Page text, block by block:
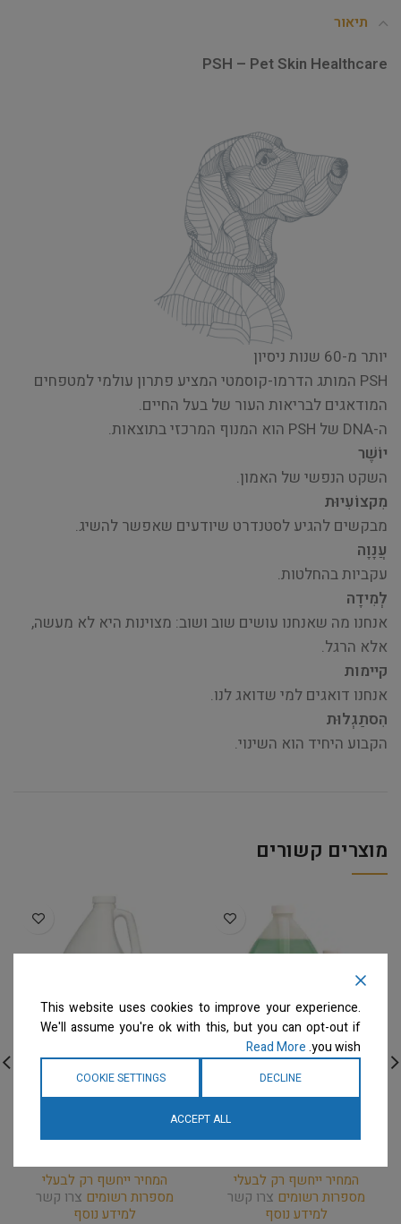
תיאור
PSH – Pet Skin Healthcare
יותר מ-60 שנות ניסיון
PSH המותג הדרמו-קוסמטי המציע פתרון עולמי למטפחים
המודאגים לבריאות העור של בעל החיים.
ה-DNA של PSH הוא המנוף המרכזי בתוצאות.
יוֹשֶׁר
השקט הנפשי של האמון.
מִקצוֹעִיוּת
מבקשים להגיע לסטנדרט שיודעים שאפשר להשיג.
עֲנָוָה
עקביות בהחלטות.
לְמִידָה
אנחנו מה שאנחנו עושים שוב ושוב: מצוינות היא לא מעשה,
אלא הרגל.
קיימות
אנחנו דואגים למי שדואג לנו.
הִסתַגְלוּת
הקבוע היחיד הוא השינוי.
מוצרים קשורים
Envirogroom – גלון שמפו
טיפול בעור – דילול 32:1
המחיר ייחשף רק לבעלי
מספרות רשומים צרו קשר
למידע נוסף
EarthBath – גלון שמפו
לפרוות בהירות ולבנות –
המחיר ייחשף רק לבעלי
מספרות רשומים צרו קשר
למידע נוסף
This website uses cookies to improve your experience.
We'll assume you're ok with this, but you can opt-out if
you wish.
Read More
DECLINE
COOKIE SETTINGS
ACCEPT ALL